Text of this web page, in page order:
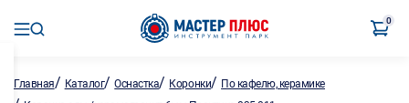
0
Главная/ Каталог/Оснастка/ Коронки/ По кафелю, керамике